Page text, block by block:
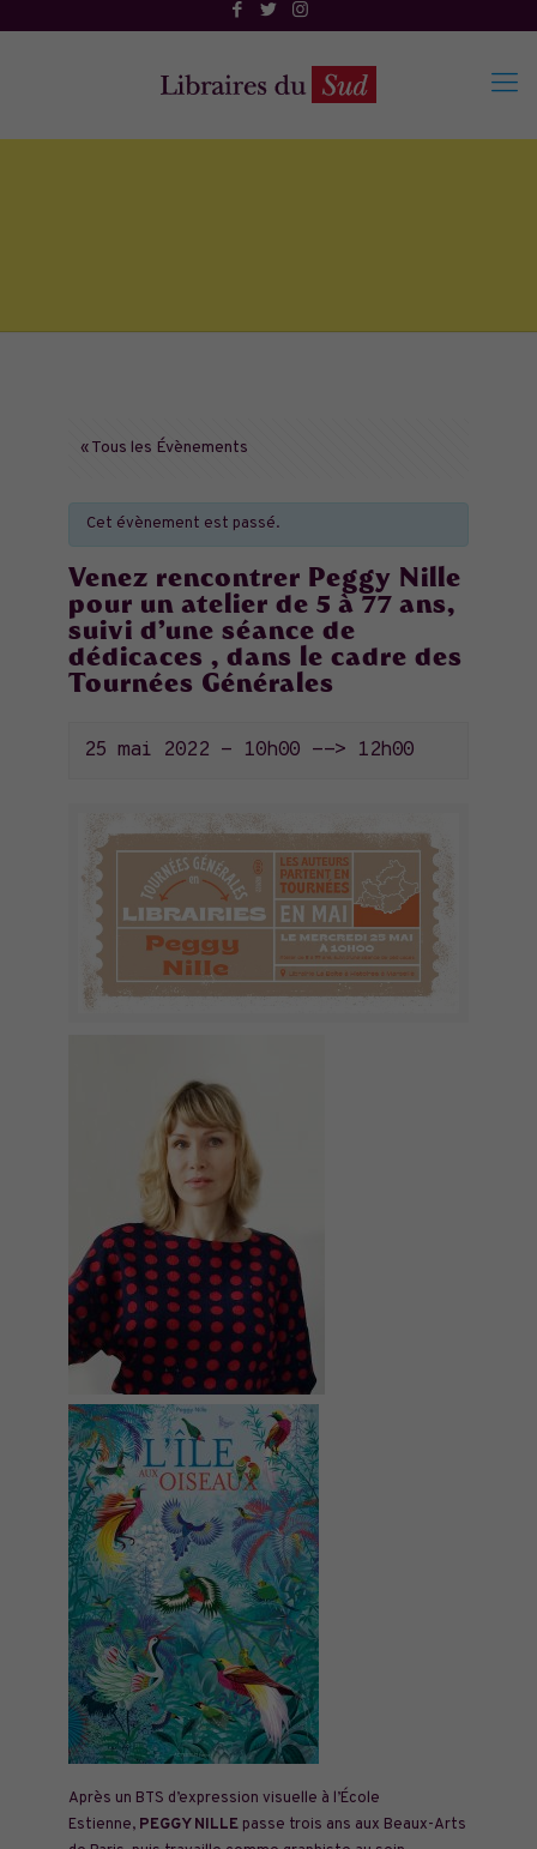
« Tous les Évènements
Cet évènement est passé.
Venez rencontrer Peggy Nille
pour un atelier de 5 à 77 ans,
suivi d’une séance de
dédicaces , dans le cadre des
Tournées Générales
25 mai 2022 - 10h00 --> 12h00
Après un BTS d’expression visuelle à l’École
Estienne, PEGGY NILLEpasse trois ans aux Beaux-Arts